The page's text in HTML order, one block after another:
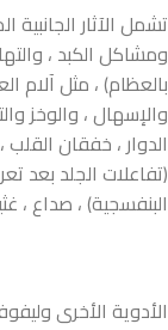
تشمل الآثار
ومشاكل الكبد ،
بالعظام) ، مثل آلام
والإسهال ، والوخز
الدوار ، خفقان
(تفاعلات الجلد
البنفسجية) ، صداع ،
الأدوية الأخرى